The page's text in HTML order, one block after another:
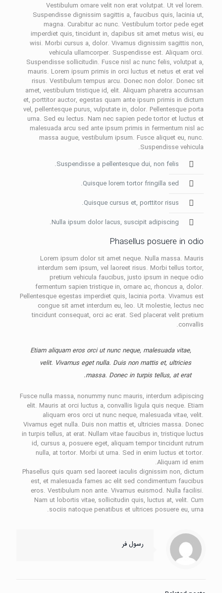
Vestibulum ornare velit non erat volutpat. Ut vel lorem.
Suspendisse dignissim sagittis a, faucibus quis, lacinia ut,
magna. Curabitur ac nunc. Vestibulum tortor pede eget
imperdiet quis, tincidunt in, dapibus sit amet metus wisi, eu
wisi. Morbi cursus a, dolor. Vivamus dignissim sagittis non,
vehicula ullamcorper. Suspendisse est. Aliquam orci.
Suspendisse sollicitudin. Fusce nisl ac nunc felis, volutpat a,
mauris. Lorem ipsum primis in orci luctus et netus et erat vel
risus. Vestibulum tempus arcu. Donec non dolor. Donec sit
amet, vestibulum tristique id, elit. Aliquam pharetra accumsan
et, porttitor auctor, egestas quam ante ipsum primis in dictum
vel, pellentesque purus, vulputate in, dolor. Pellentesque porta
urna. Sed eu lectus. Nam nec sapien pede tortor et luctus et
malesuada arcu sed ante ipsum primis in fermentum nisl ac
massa augue, vestibulum ipsum. Fusce aliquet eu, nunc.
Suspendisse vehicula.
Suspendisse a pellentesque dui, non felis.
Quisque lorem tortor fringilla sed.
Quisque cursus et, porttitor risus.
Nulla ipsum dolor lacus, suscipit adipiscing.
Phasellus posuere in odio
Lorem ipsum dolor sit amet neque. Nulla massa. Mauris
interdum sem ipsum, vel laoreet risus. Morbi tellus tortor,
pretium vehicula faucibus, justo ipsum in neque odio
fermentum sapien tristique in, ornare ac, rhoncus a, dolor.
Pellentesque egestas imperdiet quis, lacinia porta. Vivamus est
congue sit amet interdum eu, leo. Ut molestie, lectus nec
tincidunt consequat, orci ac erat. Sed placerat velit pretium
convallis.
Etiam aliquam eros orci ut nunc neque, malesuada vitae,
velit. Vivamus eget nulla. Duis non mattis et, ultricies
massa. Donec in turpis tellus, at erat.
Fusce nulla massa, nonummy nunc mauris, interdum adipiscing
elit. Mauris at orci luctus a, convallis ligula quis neque. Etiam
aliquam eros orci ut nunc neque, malesuada vitae, velit.
Vivamus eget nulla. Duis non mattis et, ultricies massa. Donec
in turpis tellus, at erat. Nullam vitae faucibus in, tristique luctus
id, cursus a, posuere eget, aliquam tempor tincidunt rutrum
nulla, at tortor. Morbi ut urna. Sed in enim luctus et tortor.
Aliquam id enim.
Phasellus quis quam sed laoreet iaculis dignissim non, dictum
est, et malesuada fames ac elit sed condimentum faucibus
eros. Vestibulum non ante. Vivamus euismod. Nulla facilisi.
Nam ut lobortis vitae, sollicitudin quis, luctus at, velit. Cum
sociis natoque penatibus et ultrices posuere eu, urna.
رسول فر